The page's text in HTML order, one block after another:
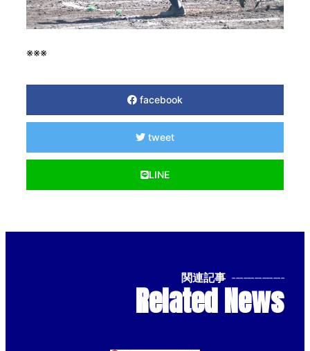
※※※
facebook
tweet
LINE
関連記事 --------------
Related News